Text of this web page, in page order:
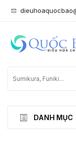
DANH MỤC